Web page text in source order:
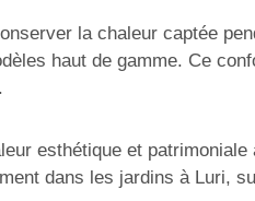
la chaleur captée
haut de gamme. Ce
esthétique et
dans les jardins à Luri,